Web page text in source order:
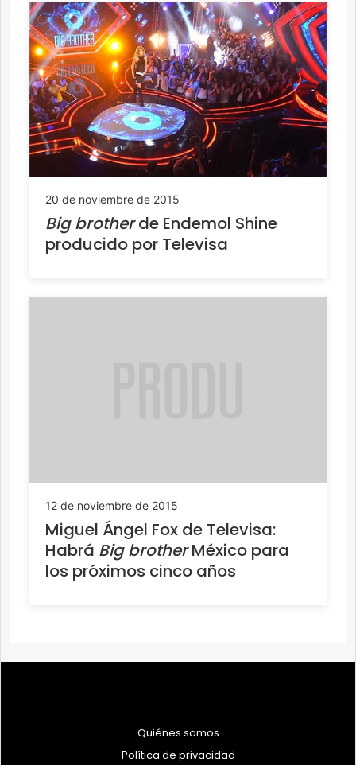
20 de noviembre de 2015
Big brotherde Endemol Shine
producido por Televisa
12 de noviembre de 2015
Miguel Ángel Fox de Televisa:
Habrá Big brotherMéxico para
los próximos cinco años
Quiénes somos
Política de privacidad